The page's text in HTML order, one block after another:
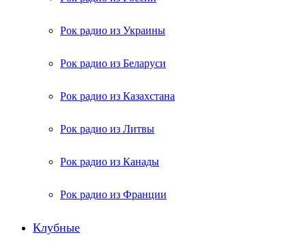
Рок радио из Украины
Рок радио из Беларуси
Рок радио из Казахстана
Рок радио из Литвы
Рок радио из Канады
Рок радио из Франции
Клубные